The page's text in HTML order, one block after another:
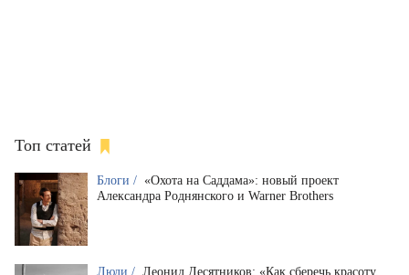
Топ статей
Блоги / «Охота на Саддама»: новый проект
Александра Роднянского и Warner Brothers
Люди / Леонид Десятников: «Как сберечь красоту,